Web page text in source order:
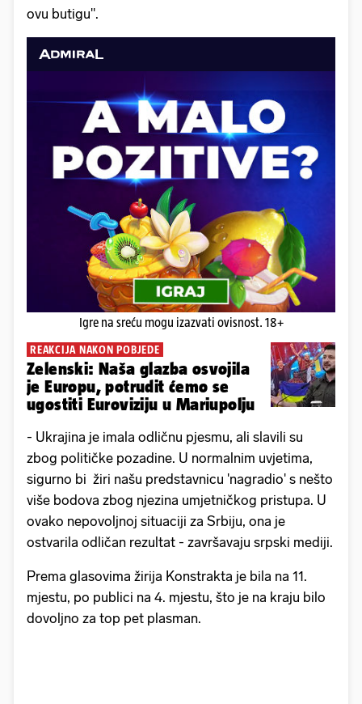
ovu butigu".
Igre na sreću mogu izazvati ovisnost. 18+
REAKCIJA NAKON POBJEDE
Zelenski: Naša glazba osvojila
je Europu, potrudit ćemo se
ugostiti Euroviziju u Mariupolju
- Ukrajina je imala odličnu pjesmu, ali slavili su
zbog političke pozadine. U normalnim uvjetima,
sigurno bi žiri našu predstavnicu 'nagradio' s nešto
više bodova zbog njezina umjetničkog pristupa. U
ovako nepovoljnoj situaciji za Srbiju, ona je
ostvarila odličan rezultat - završavaju srpski mediji.
Prema glasovima žirija Konstrakta je bila na 11.
mjestu, po publici na 4. mjestu, što je na kraju bilo
dovoljno za top pet plasman.